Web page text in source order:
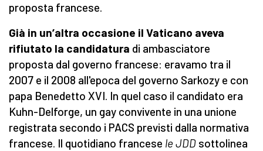
proposta francese.
Già in un’altra occasione il Vaticano aveva
rifiutato la candidatura di ambasciatore
proposta dal governo francese: eravamo tra il
2007 e il 2008 all'epoca del governo Sarkozy e con
papa Benedetto XVI. In quel caso il candidato era
Kuhn-Delforge, un gay convivente in una unione
registrata secondo i PACS previsti dalla normativa
francese. Il quotidiano francese le JDD sottolinea